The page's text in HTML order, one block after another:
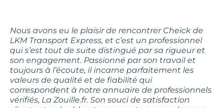
Nous avons eu le plaisir de rencontrer Cheick de
LKM Transport Express, et c’est un professionnel
qui s’est tout de suite distingué par sa rigueur et
son engagement. Passionné par son travail et
toujours à l’écoute, il incarne parfaitement les
valeurs de qualité et de fiabilité qui
correspondent à notre annuaire de professionnels
vérifiés, La Zouille.fr. Son souci de satisfaction